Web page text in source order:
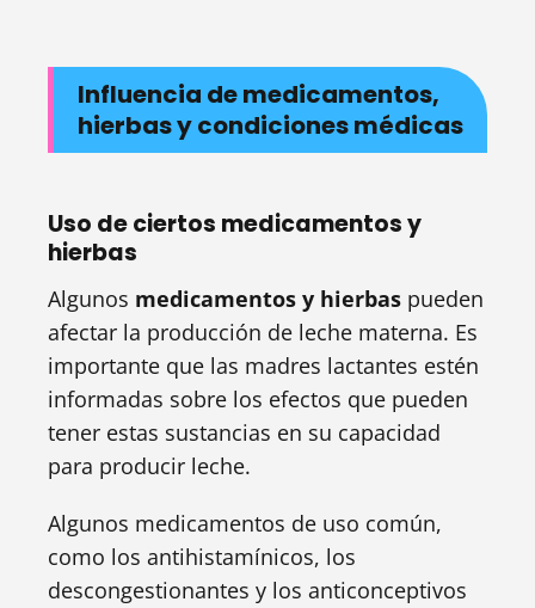
Influencia de medicamentos,
hierbas y condiciones médicas
Uso de ciertos medicamentos y
hierbas
Algunos medicamentos y hierbas pueden
afectar la producción de leche materna. Es
importante que las madres lactantes estén
informadas sobre los efectos que pueden
tener estas sustancias en su capacidad
para producir leche.
Algunos medicamentos de uso común,
como los antihistamínicos, los
descongestionantes y los anticonceptivos